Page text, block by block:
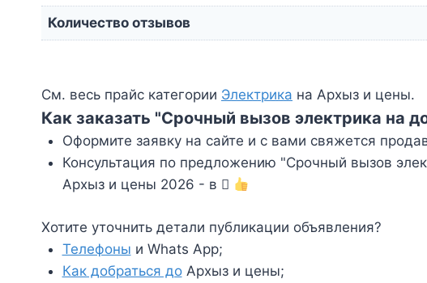
Количество отзывов
См. весь прайс категории Электрика на Архыз и цены.
Как заказать "Срочный вызов электрика на
Оформите заявку на сайте и с вами свяжется
Консультация по предложению "Срочный вызов
Архыз и цены 2026 - в
Хотите уточнить детали публикации объявления?
Телефоны и Whats App;
Как добраться доАрхыз и цены;